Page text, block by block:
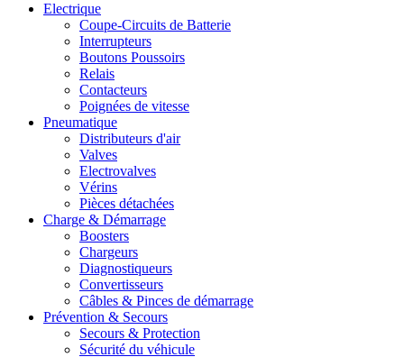
Electrique
Coupe-Circuits de Batterie
Interrupteurs
Boutons Poussoirs
Relais
Contacteurs
Poignées de vitesse
Pneumatique
Distributeurs d'air
Valves
Electrovalves
Vérins
Pièces détachées
Charge & Démarrage
Boosters
Chargeurs
Diagnostiqueurs
Convertisseurs
Câbles & Pinces de démarrage
Prévention & Secours
Secours & Protection
Sécurité du véhicule